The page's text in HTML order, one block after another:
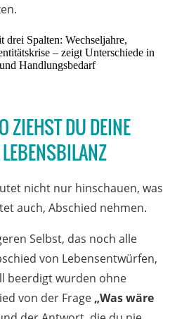
ZIEHST DU DEINE
nicht nur hinschauen, was
auch, Abschied nehmen.
Selbst, das noch alle
von Lebensentwürfen,
beerdigt wurden ohne
von der Frage „Was wäre